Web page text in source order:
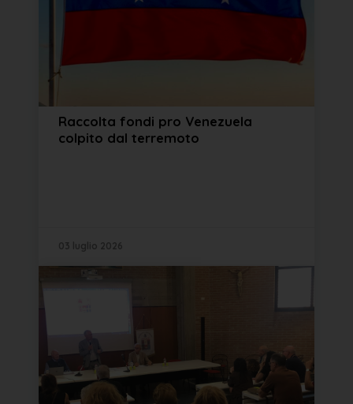
Raccolta fondi pro Venezuela
colpito dal terremoto
03 luglio 2026